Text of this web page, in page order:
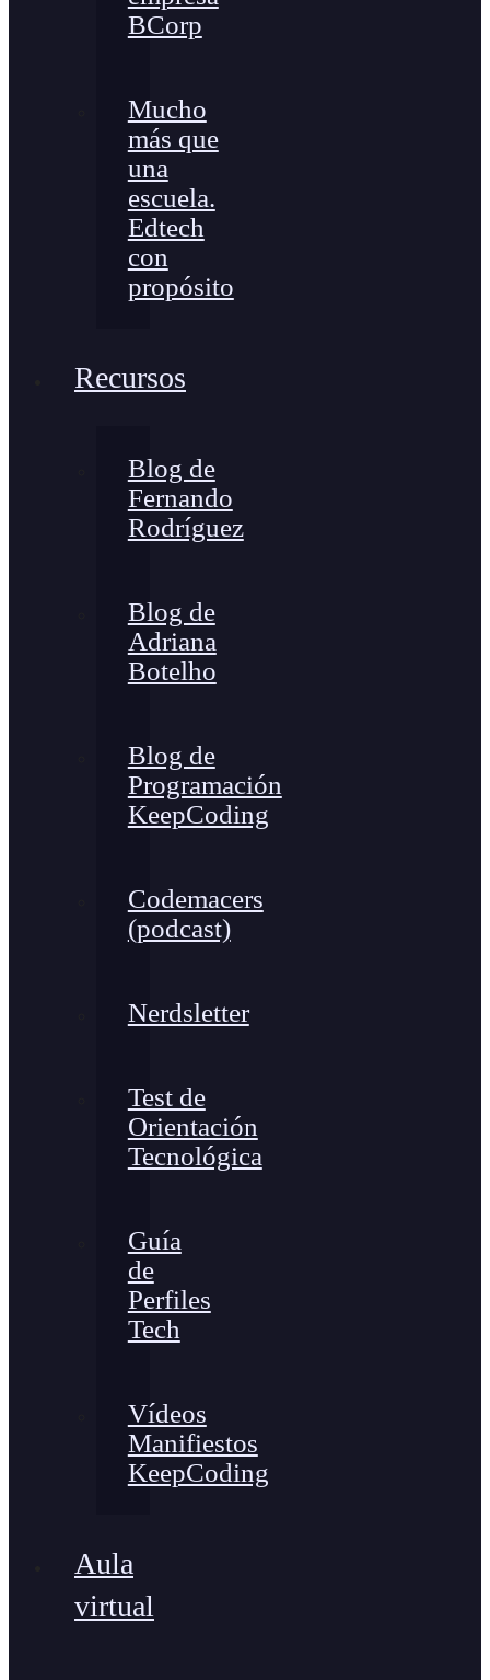
BCorp
Mucho
más que
una
escuela.
Edtech
con
propósito
Recursos
Blog de
Fernando
Rodríguez
Blog de
Adriana
Botelho
Blog de
Programación
KeepCoding
Codemacers
(podcast)
Nerdsletter
Test de
Orientación
Tecnológica
Guía
de
Perfiles
Tech
Vídeos
Manifiestos
KeepCoding
Aula
virtual